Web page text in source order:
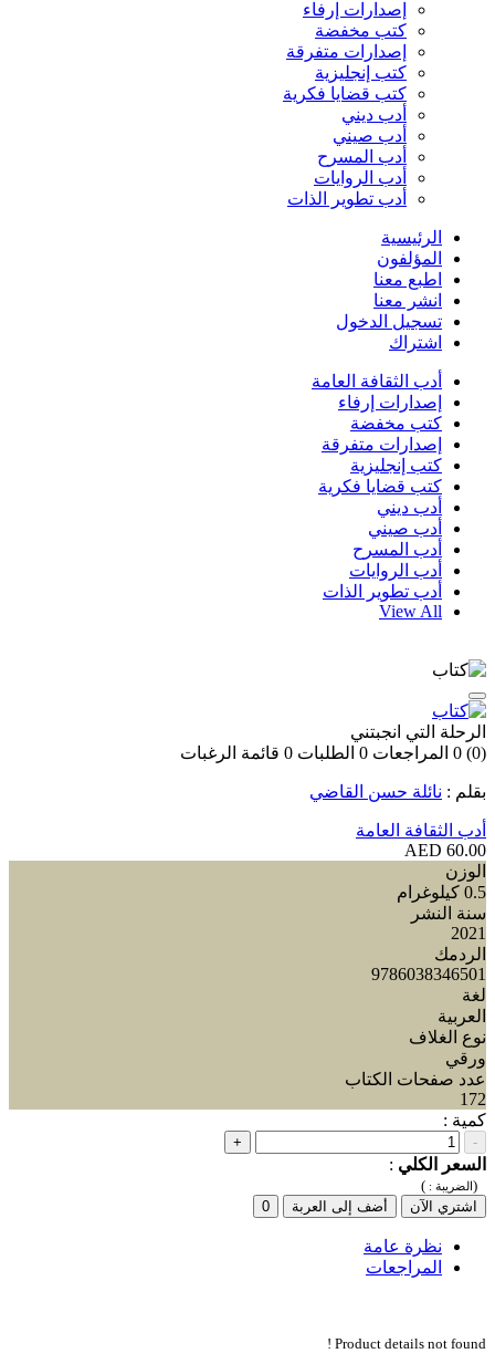
إصدارات إرفاء
كتب مخفضة
إصدارات متفرقة
كتب إنجليزية
كتب قضايا فكرية
أدب ديني
أدب صيني
أدب المسرح
أدب الروايات
أدب تطوير الذات
الرئيسية
المؤلفون
اطبع معنا
انشر معنا
تسجيل الدخول
اشتراك
أدب الثقافة العامة
إصدارات إرفاء
كتب مخفضة
إصدارات متفرقة
كتب إنجليزية
كتب قضايا فكرية
أدب ديني
أدب صيني
أدب المسرح
أدب الروايات
أدب تطوير الذات
View All
الرحلة التي انجبتني
(0)
0 المراجعات 0 الطلبات 0 قائمة الرغبات
بقلم : نائلة حسن القاضي
أدب الثقافة العامة
60.00 AED
الوزن
0.5 كيلوغرام
سنة النشر
2021
الردمك
9786038346501
لغة
العربية
نوع الغلاف
ورقي
عدد صفحات الكتاب
172
كمية :
-
+
السعر الكلي :
(الضريبة : )
اشتري الآن
أضف إلى العربة 0
نظرة عامة
المراجعات
Product details not found !